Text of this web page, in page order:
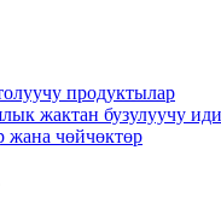
продуктылар
жактан бузулуучу
жана чөйчөктөр